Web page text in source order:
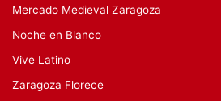
Mercado Medieval Zaragoza
Noche en Blanco
Vive Latino
Zaragoza Florece